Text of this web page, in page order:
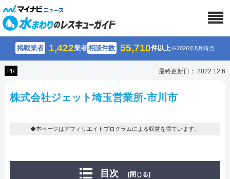
掲載業者 1,422業者相談件数 55,710件以上※2026年8月時点
PR 最終更新日： 2022.12.6
株式会社ジェット埼玉営業所-市川市
◆本ページはアフィリエイトプログラムによる収益を得ています。
目次 [閉じる]